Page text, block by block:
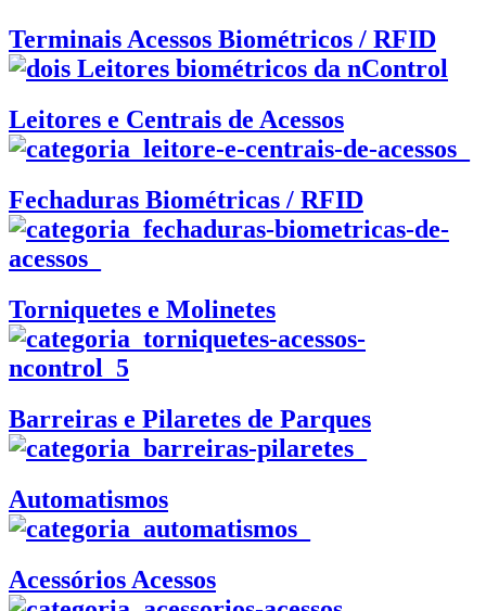
Terminais Acessos Biométricos / RFID
Leitores e Centrais de Acessos
Fechaduras Biométricas / RFID
Torniquetes e Molinetes
Barreiras e Pilaretes de Parques
Automatismos
Acessórios Acessos